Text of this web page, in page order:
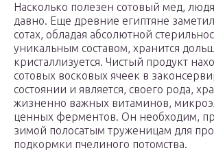
Насколько полезен сотовый мед,
давно. Еще древние египтяне
сотах, обладая абсолютной
уникальным составом, хранится
кристаллизуется. Чистый продукт
сотовых восковых ячеек в
состоянии и является, своего рода,
жизненно важных витаминов,
ценных ферментов. Он необходим,
зимой полосатым труженицам для
подкормки пчелиного потомства.